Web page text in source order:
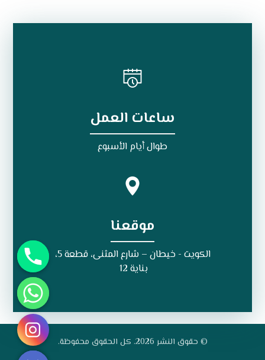
ساعات العمل
طوال أيام الأسبوع
موقعنا
الكويت - خيطان – شارع المثنى، قطعة 5،
بناية 12
© حقوق النشر 2026. كل الحقوق محفوظة. Hide chaty